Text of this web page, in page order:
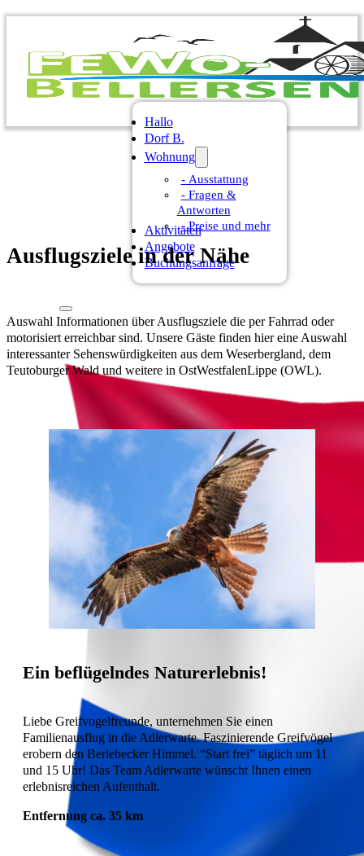
Hallo
Dorf B.
Wohnung
­­­­- Ausstattung
- Fragen &
Antworten
- Preise und mehr
Aktivitäten
Angebote
Buchungsanfrage
0 52 76 - 80 92
Ausflugsziele in der Nähe
Auswahl Informationen über Ausflugsziele die per Fahrrad oder
motorisiert erreichbar sind. Unsere Gäste finden hier eine Auswahl
interessanter Sehenswürdigkeiten aus dem Weserbergland, dem
Teutoburger Wald und weitere in OstWestfalenLippe (OWL).
Ein beflügelndes Naturerlebnis!
Liebe Greifvogelfreunde, unternehmen Sie einen
Familienausflug in die Adlerwarte. Faszinierende Greifvögel
erobern den Berlebecker Himmel. “Start frei” täglich um 11
und 15 Uhr! Das Team Adlerwarte wünscht Ihnen einen
erlebnisreichen Aufenthalt.
Entfernung ca. 35 km